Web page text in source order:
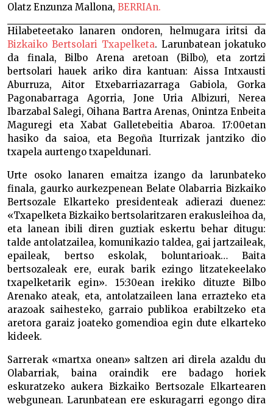
Olatz Enzunza Mallona, BERRIAn.
Hilabeteetako lanaren ondoren, helmugara iritsi da
Bizkaiko Bertsolari Txapelketa. Larunbatean jokatuko
da finala, Bilbo Arena aretoan (Bilbo), eta zortzi
bertsolari hauek ariko dira kantuan: Aissa Intxausti
Aburruza, Aitor Etxebarriazarraga Gabiola, Gorka
Pagonabarraga Agorria, Jone Uria Albizuri, Nerea
Ibarzabal Salegi, Oihana Bartra Arenas, Onintza Enbeita
Maguregi eta Xabat Galletebeitia Abaroa. 17:00etan
hasiko da saioa, eta Begoña Iturrizak jantziko dio
txapela aurtengo txapeldunari.
Urte osoko lanaren emaitza izango da larunbateko
finala, gaurko aurkezpenean Belate Olabarria Bizkaiko
Bertsozale Elkarteko presidenteak adierazi duenez:
«Txapelketa Bizkaiko bertsolaritzaren erakusleihoa da,
eta lanean ibili diren guztiak eskertu behar ditugu:
talde antolatzailea, komunikazio taldea, gai jartzaileak,
epaileak, bertso eskolak, boluntarioak… Baita
bertsozaleak ere, eurak barik ezingo litzatekeelako
txapelketarik egin». 15:30ean irekiko dituzte Bilbo
Arenako ateak, eta, antolatzaileen lana errazteko eta
arazoak saihesteko, garraio publikoa erabiltzeko eta
aretora garaiz joateko gomendioa egin dute elkarteko
kideek.
Sarrerak «martxa onean» saltzen ari direla azaldu du
Olabarriak, baina oraindik ere badago horiek
eskuratzeko aukera Bizkaiko Bertsozale Elkartearen
webgunean. Larunbatean ere eskuragarri egongo dira